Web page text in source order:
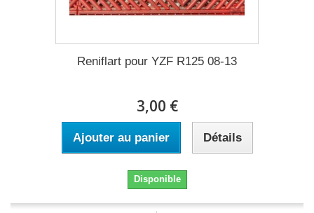
Reniflart pour YZF R125 08-13
3,00 €
Ajouter au panier Détails
Disponible